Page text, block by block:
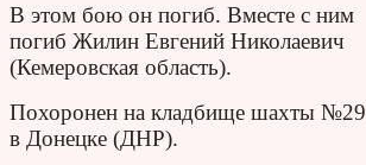
В этом бою он погиб. Вместе с ним
погиб Жилин Евгений Николаевич
(Кемеровская область).
Похоронен на кладбище шахты №29
в Донецке (ДНР).